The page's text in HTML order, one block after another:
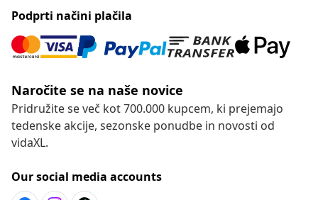
Podprti načini plačila
Naročite se na naše novice
Pridružite se več kot 700.000 kupcem, ki prejemajo
tedenske akcije, sezonske ponudbe in novosti od
vidaXL.
Our social media accounts